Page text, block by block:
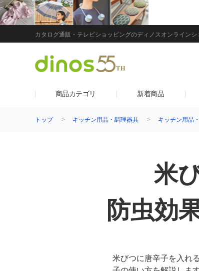
カタログ通販・テレビショッピングのディノスオンラインシ
商品カテゴリ 新着商品
トップ キッチン用品・調理器具 キッチン用品
米
防虫効
米びつに唐辛子を入れ